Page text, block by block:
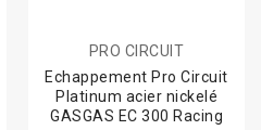
PRO CIRCUIT
Echappement Pro Circuit
Platinum acier nickelé
GASGAS EC 300 Racing